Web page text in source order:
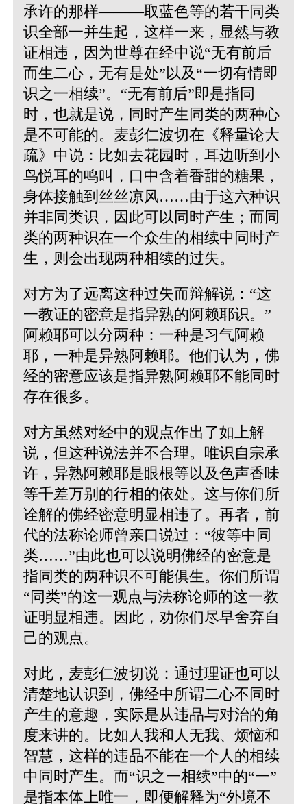
承许的那样———取蓝色等的若干同类
识全部一并生起，这样一来，显然与教
证相违，因为世尊在经中说“无有前后
而生二心，无有是处”以及 “一切有情即
识之一相续”。“无有前后”即是指同
时，也就是说，同时产生同类的两种心
是不可能的。麦彭仁波切在《释量论大
疏》中说：比如去花园时，耳边听到小
鸟悦耳的鸣叫，口中含着香甜的糖果，
身体接触到丝丝凉风……由于这六种识
并非同类识，因此可以同时产生；而同
类的两种识在一个众生的相续中同时产
生，则会出现两种相续的过失。
对方为了远离这种过失而辩解说：“这
一教证的密意是指异熟的阿赖耶识。”
阿赖耶可以分两种：一种是习气阿赖
耶，一种是异熟阿赖耶。他们认为，佛
经的密意应该是指异熟阿赖耶不能同时
存在很多。
对方虽然对经中的观点作出了如上解
说，但这种说法并不合理。唯识自宗承
许，异熟阿赖耶是眼根等以及色声香味
等千差万别的行相的依处。这与你们所
诠解的佛经密意明显相违了。再者，前
代的法称论师曾亲口说过：“彼等中同
类……”由此也可以说明佛经的密意是
指同类的两种识不可能俱生。你们所谓
“同类”的这一观点与法称论师的这一教
证明显相违。因此，劝你们尽早舍弃自
己的观点。
对此，麦彭仁波切说：通过理证也可以
清楚地认识到，佛经中所谓二心不同时
产生的意趣，实际是从违品与对治的角
度来讲的。比如人我和人无我、烦恼和
智慧，这样的违品不能在一个人的相续
中同时产生。而“识之一相续”中的“一”
是指本体上唯一，即便解释为“外境不